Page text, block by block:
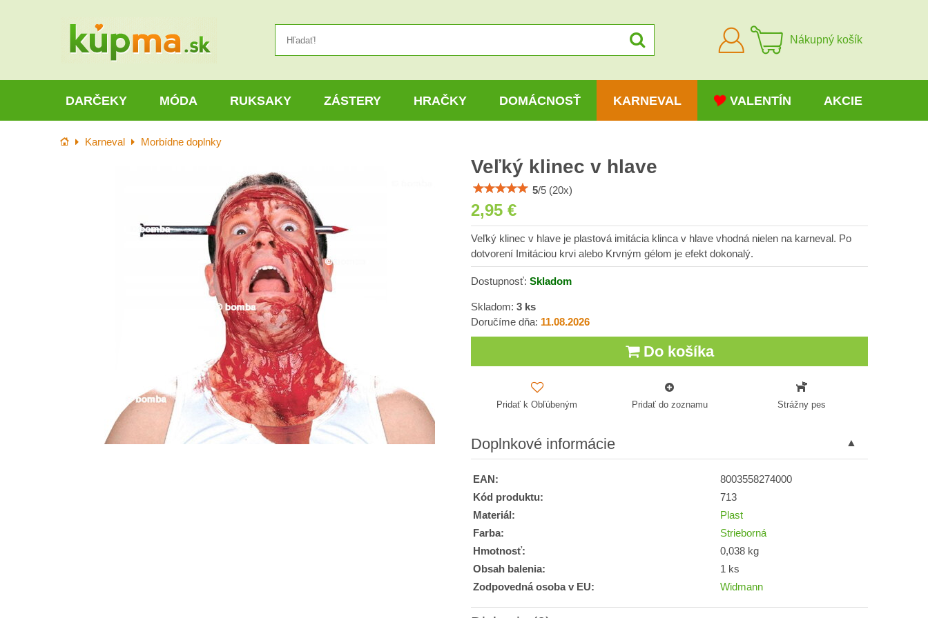
Prihlásiť
sa
Nákupný košík
DARČEKY MÓDA RUKSAKY ZÁSTERY HRAČKY DOMÁCNOSŤ KARNEVAL VALENTÍN AKCIE
Úvod Karneval Morbídne doplnky
Veľký klinec v hlave
5/5 (20x)
2,95 €
Veľký klinec v hlave je plastová imitácia klinca v hlave vhodná nielen na karneval. Po
dotvorení Imitáciou krvi alebo Krvným gélom je efekt dokonalý.
Dostupnosť: Skladom
Skladom: 3 ks
Doručíme dňa: 11.08.2026
Do košíka
Pridať k Obľúbeným Pridať do zoznamu Strážny pes
Doplnkové informácie
EAN:
8003558274000
Kód produktu:
713
Materiál:
Plast
Farba:
Strieborná
Hmotnosť:
0,038 kg
Obsah balenia:
1 ks
Zodpovedná osoba v EU:
Widmann